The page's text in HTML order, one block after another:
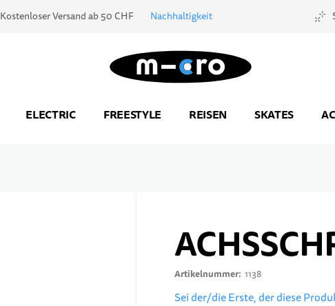
Kostenloser Versand ab 50 CHF Nachhaltigkeit
Zur Startseite
ELECTRIC FREESTYLE REISEN SKATES
Artikelnummer 1138
Sei der/die Erste, der diese